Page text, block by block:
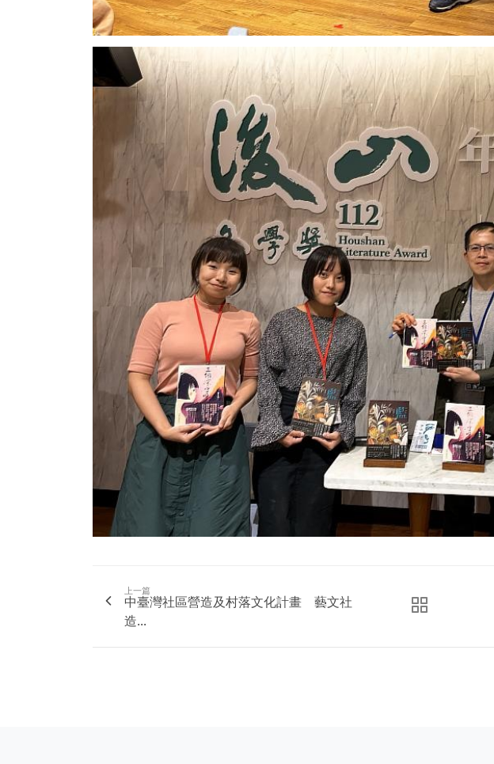
上一篇
中臺灣社區營造及村落文化計畫 藝文社
造...